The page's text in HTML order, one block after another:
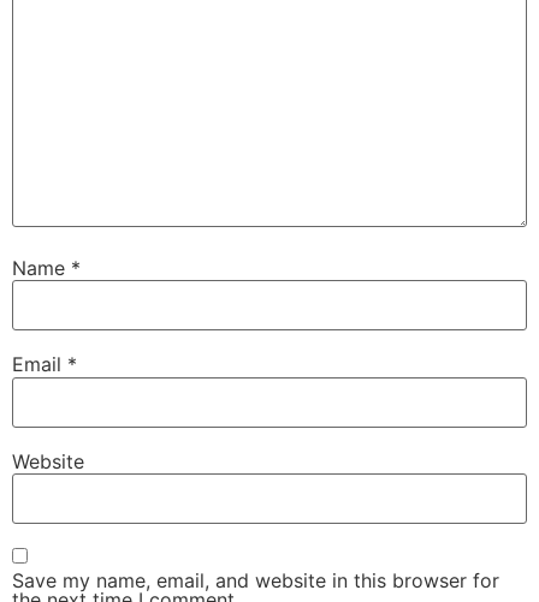
Name *
Email *
Website
Save my name, email, and website in this browser for